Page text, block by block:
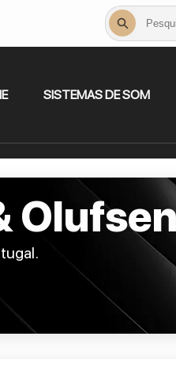
SISTEMAS DE SOM